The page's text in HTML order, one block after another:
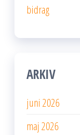
bidrag
ARKIV
juni 2026
maj 2026